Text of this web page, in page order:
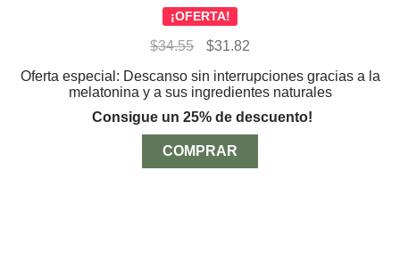
Valorado con
5.00de 5
¡OFERTA!
$34.55
El
original
era:
$34.55.
$31.82El
actual
es:
$31.82.
Oferta especial: Descanso sin interrupciones gracias a la
melatonina y a sus ingredientes naturales
Consigue un 25% de descuento!
COMPRAR